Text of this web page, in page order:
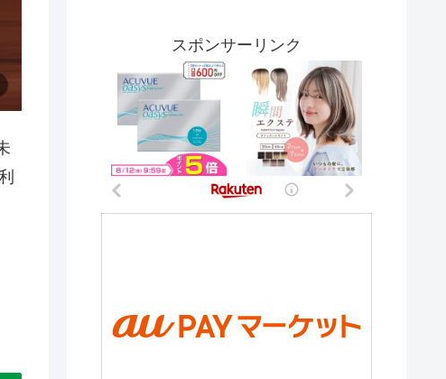
スポンサーリンク